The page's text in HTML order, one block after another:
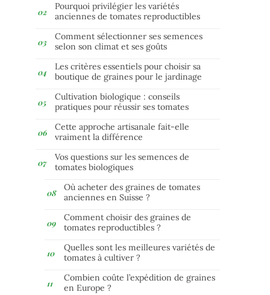
Pourquoi privilégier les variétés
anciennes de tomates reproductibles
Comment sélectionner ses semences
selon son climat et ses goûts
Les critères essentiels pour choisir sa
boutique de graines pour le jardinage
Cultivation biologique : conseils
pratiques pour réussir ses tomates
Cette approche artisanale fait-elle
vraiment la différence
Vos questions sur les semences de
tomates biologiques
Où acheter des graines de tomates
anciennes en Suisse ?
Comment choisir des graines de
tomates reproductibles ?
Quelles sont les meilleures variétés de
tomates à cultiver ?
Combien coûte l’expédition de graines
en Europe ?